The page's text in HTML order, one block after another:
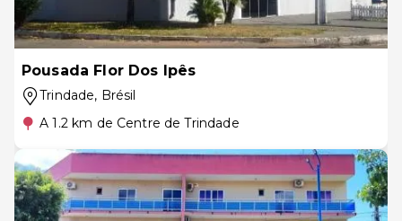
Pousada Flor Dos Ipês
Trindade, Brésil
A 1.2 km de Centre de Trindade